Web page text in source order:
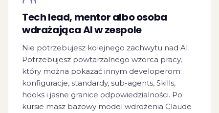
Tech lead, mentor albo osoba
wdrażająca AI w zespole
Nie potrzebujesz kolejnego zachwytu nad AI.
Potrzebujesz powtarzalnego wzorca pracy,
który można pokazać innym developerom:
konfiguracje, standardy, sub-agents, Skills,
hooks i jasne granice odpowiedzialności. Po
kursie masz bazowy model wdrożenia Claude